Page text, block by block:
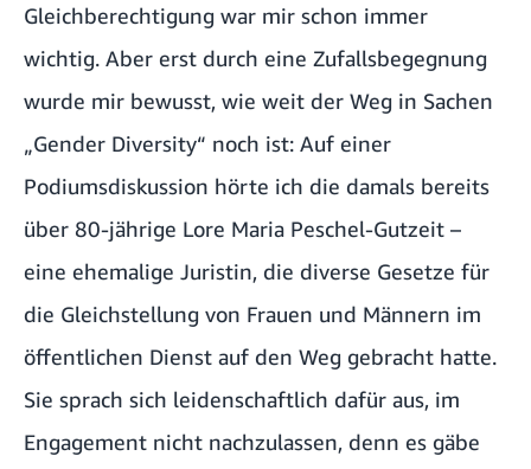
Gleichberechtigung war mir schon immer
wichtig. Aber erst durch eine Zufallsbegegnung
wurde mir bewusst, wie weit der Weg in Sachen
„Gender Diversity“ noch ist: Auf einer
Podiumsdiskussion hörte ich die damals bereits
über 80-jährige Lore Maria Peschel-Gutzeit –
eine ehemalige Juristin, die diverse Gesetze für
die Gleichstellung von Frauen und Männern im
öffentlichen Dienst auf den Weg gebracht hatte.
Sie sprach sich leidenschaftlich dafür aus, im
Engagement nicht nachzulassen, denn es gäbe